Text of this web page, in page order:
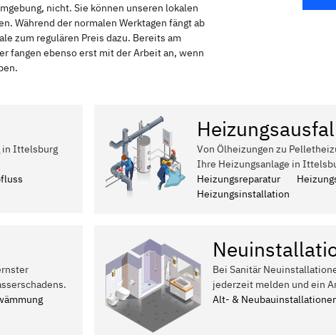
nicht. Sie können unseren lokalen
Während der normalen Werktagen fängt ab
zum regulären Preis dazu. Bereits am
fangen ebenso erst mit der Arbeit an, wenn
in Ittelsburg
Von Ölheizungen zu
Ihre Heizungsanlage in
Heizungsreparatur
Heizungsinstallation
Bei Sanitär
jederzeit melden und ein
Alt- &